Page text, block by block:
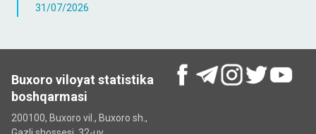
31/07/2026
Buxoro viloyat statistika
boshqarmasi
200100, Buxoro vil., Buxoro sh.,